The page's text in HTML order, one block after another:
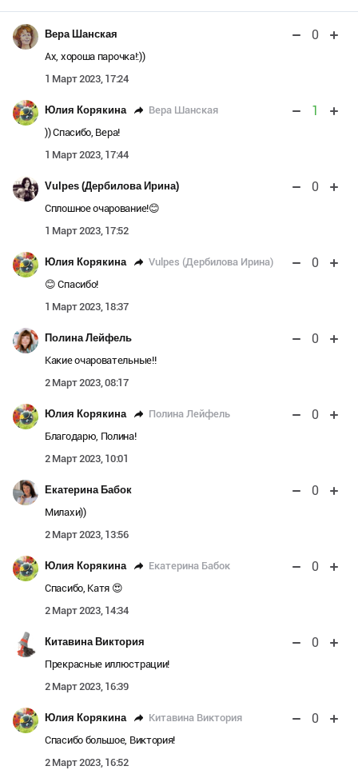
Вера Шанская 0
Ах, хороша парочка!:))
1 Март 2023, 17:24
Юлия Корякина Вера Шанская 1
)) Спасибо, Вера!
1 Март 2023, 17:44
Vulpes (Дербилова Ирина) 0
Сплошное очарование!😊
1 Март 2023, 17:52
Юлия Корякина Vulpes (Дербилова Ирина) 0
😊 Спасибо!
1 Март 2023, 18:37
Полина Лейфель 0
Какие очаровательные!!
2 Март 2023, 08:17
Юлия Корякина Полина Лейфель 0
Благодарю, Полина!
2 Март 2023, 10:01
Екатерина Бабок 0
Милахи))
2 Март 2023, 13:56
Юлия Корякина Екатерина Бабок 0
Спасибо, Катя 😍
2 Март 2023, 14:34
Китавина Виктория 0
Прекрасные иллюстрации!
2 Март 2023, 16:39
Юлия Корякина Китавина Виктория 0
Спасибо большое, Виктория!
2 Март 2023, 16:52